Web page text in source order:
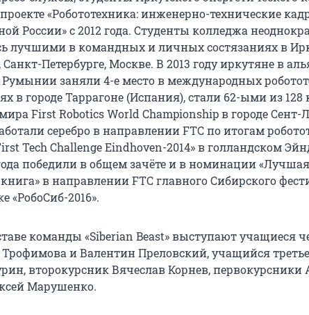
«Робототехника: инженерно-технические
России» с 2012 года. Студенты колледжа
лучшими в командных и личных состязаниях в
Петербурге, Москве. В 2013 году иркутяне в
заняли 4-е место в международных
в городе Таррагоне (Испания), стали 62-ыми из 128
First Robotics World Championship в городе
серебро в направлении FTC по итогам
Tech Challenge Eindhoven-2014» в голландском
победили в общем зачёте и в номинации «Лучшая
в направлении FTC главного Сибирского
«РобоСиб-2016».
команды «Siberian Beast» выступают учащиеся
и Валентин Преловский, учащийся
второкурсник Вячеслав Корнев, первокурсники
Марушенко.